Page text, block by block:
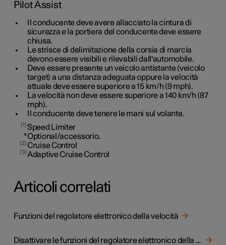
Pilot Assist
Il conducente deve avere allacciato la cintura di
sicurezza e la portiera del conducente deve essere
chiusa.
Le strisce di delimitazione della corsia di marcia
devono essere visibili e rilevabili dall'automobile.
Deve essere presente un veicolo antistante (veicolo
target) a una distanza adeguata oppure la velocità
attuale deve essere superiore a15 km/h (9 mph).
La velocità non deve essere superiore a 140 km/h (87
mph).
Il conducente deve tenere le mani sul volante.
1 Speed Limiter
*Optional/accessorio.
2 Cruise Control
3 Adaptive Cruise Control
Articoli correlati
Funzioni del regolatore elettronico della velocità
Disattivare le funzioni del regolatore elettronico della velocità